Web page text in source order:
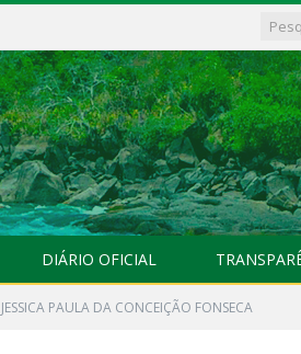
DIÁRIO OFICIAL
PAULA DA CONCEIÇÃO FONSECA